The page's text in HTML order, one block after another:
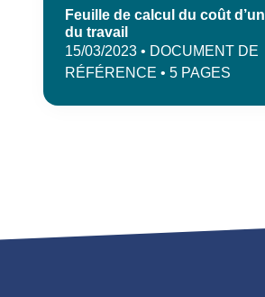
Feuille de calcul du coût
du travail
15/03/2023 • DOCUMENT DE
RÉFÉRENCE • 5 PAGES